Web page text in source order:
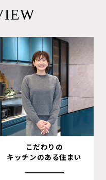
こだわりの
キッチンのある住まい